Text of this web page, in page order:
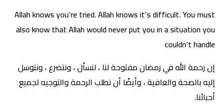
Allah knows you’re tried. Allah knows it’s difficult. You must
also know that Allah would never put you in a situation you
couldn’t handle
إن رحمة الله في رمضان مفتوحة لنا ، لنسأل ، ونتضرع ، ونتوسل
إليه بالصحة والعافية ، وأيضًا أن نطلب الرحمة والتوجيه لجميع
أحبائنا.